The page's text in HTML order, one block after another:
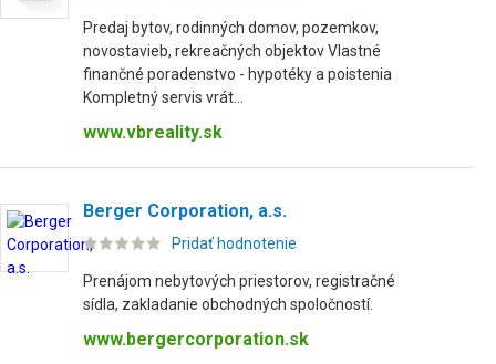
Predaj bytov, rodinných domov, pozemkov,
novostavieb, rekreačných objektov Vlastné
finančné poradenstvo - hypotéky a poistenia
Kompletný servis vrát...
www.vbreality.sk
Berger Corporation, a.s.
Pridať hodnotenie
Prenájom nebytových priestorov, registračné
sídla, zakladanie obchodných spoločností.
www.bergercorporation.sk